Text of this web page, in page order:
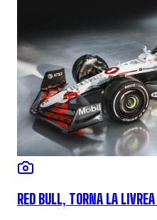
RED BULL, TORNA LA